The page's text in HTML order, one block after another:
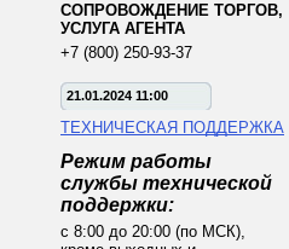
СОПРОВОЖДЕНИЕ ТОРГОВ,
УСЛУГА АГЕНТА
+7 (800) 250-93-37
21.01.2024 11:00
ТЕХНИЧЕСКАЯ ПОДДЕРЖКА
Режим работы
службы технической
поддержки:
с 8:00 до 20:00 (по МСК),